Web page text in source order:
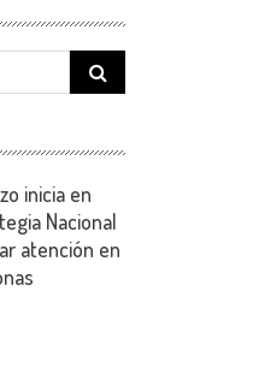
Search
for:
inicia en
Nacional
atención en